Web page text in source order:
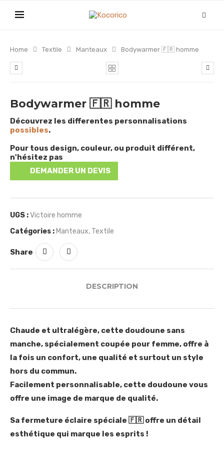
Home Textile Manteaux Bodywarmer 🇫🇷 homme
Bodywarmer 🇫🇷 homme
Découvrez les differentes personnalisations
possibles.
Pour tous design, couleur, ou produit différent,
n'hésitez pas
DEMANDER UN DEVIS
UGS :Victoire homme
Catégories : Manteaux, Textile
Share
DESCRIPTION
Chaude et ultralégère, cette doudoune sans
manche, spécialement coupée pour femme, offre à
la fois un confort, une qualité et surtout un style
hors du commun.
Facilement personnalisable, cette doudoune vous
offre une image de marque de qualité.
Sa fermeture éclaire spéciale 🇫🇷 offre un détail
esthétique qui marque les esprits !